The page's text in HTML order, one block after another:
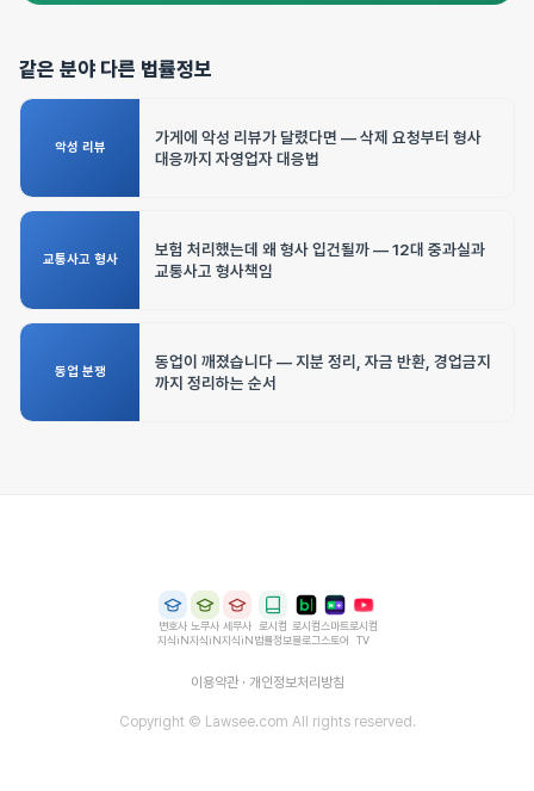
같은 분야 다른 법률정보
악성 리뷰
가게에 악성 리뷰가 달렸다면 — 삭제 요청부터 형사
대응까지 자영업자 대응법
교통사고 형사
보험 처리했는데 왜 형사 입건될까 — 12대 중과실과
교통사고 형사책임
동업 분쟁
동업이 깨졌습니다 — 지분 정리, 자금 반환, 경업금지
까지 정리하는 순서
변호사
지식iN
노무사
지식iN
세무사
지식iN
로시컴
법률정보
로시컴
블로그
스마트
스토어
로시컴
TV
이용약관· 개인정보처리방침
Copyright © Lawsee.com All rights reserved.